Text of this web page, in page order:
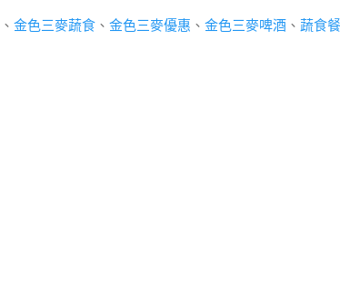
、 金色三麥蔬食 、 金色三麥優惠 、 金色三麥啤酒 、 蔬食